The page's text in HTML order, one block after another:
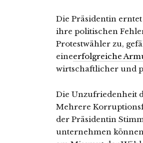
Die Präsidentin
ihre politischen
Protestwähler zu,
eineerfolgreiche
wirtschaftlicher und
Die Unzufriedenheit
Mehrere
der Präsidentin
unternehmen